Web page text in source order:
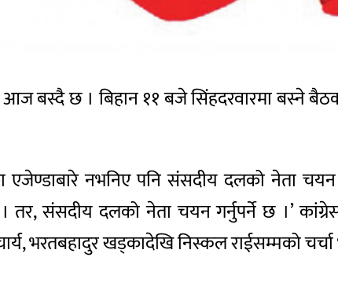
बस्दै छ । बिहान ११ बजे सिंहदरवारमा बस्ने
एजेण्डाबारे नभनिए पनि संसदीय दलको नेता
संसदीय दलको नेता चयन गर्नुपर्ने छ ।’
भरतबहादुर खड्कादेखि निस्कल राईसम्मको